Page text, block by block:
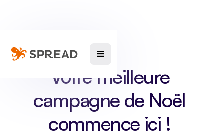
Votre meilleure
campagne de Noël
commence ici !